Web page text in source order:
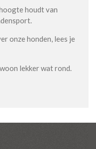
houdt van
onze honden, lees je
lekker wat rond.